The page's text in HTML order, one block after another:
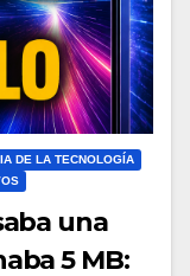
DE LA TECNOLOGÍA
una
5 MB: